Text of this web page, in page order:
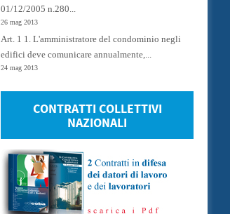
01/12/2005 n.280...
26 mag 2013
Art. 1 1. L'amministratore del condominio negli
edifici deve comunicare annualmente,...
24 mag 2013
CONTRATTI COLLETTIVI
NAZIONALI